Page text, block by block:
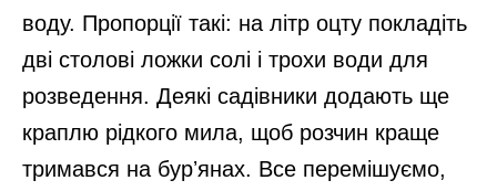
воду. Пропорції такі: на літр оцту покладіть
дві столові ложки солі і трохи води для
розведення. Деякі садівники додають ще
краплю рідкого мила, щоб розчин краще
тримався на бурʼянах. Все перемішуємо,